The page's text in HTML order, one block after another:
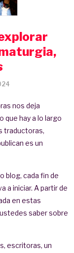
nos deja
hay a lo largo
traductoras,
es un
blog, cada fin de
a iniciar. A partir de
en estas
saber sobre
escritoras, un